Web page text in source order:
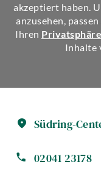
Südring-
02041 23178
akzeptiert haben.
anzusehen,
Ihren
Inhalte